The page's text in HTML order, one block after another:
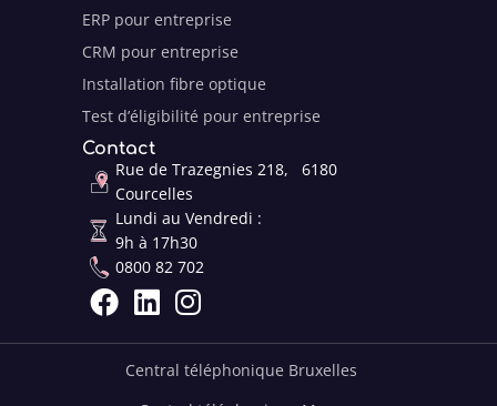
ERP pour entreprise
CRM pour entreprise
Installation fibre optique
Test d’éligibilité pour entreprise
Contact
Rue de Trazegnies 218, 6180
Courcelles
Lundi au Vendredi :
9h à 17h30
0800 82 702
  
Central téléphonique Bruxelles